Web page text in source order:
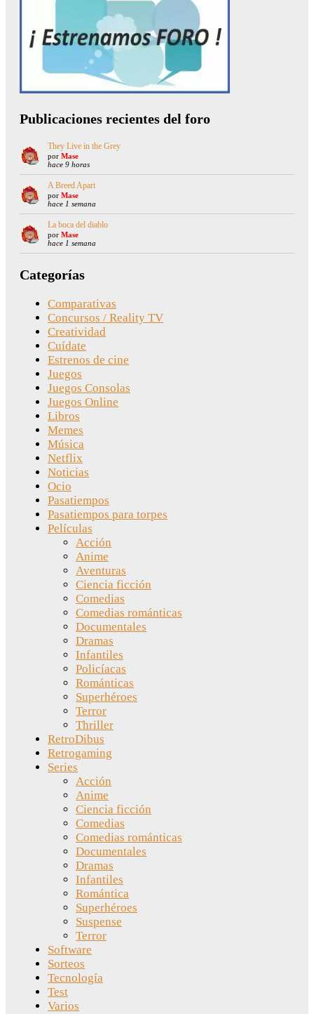
Publicaciones recientes del foro
They Live in the Grey
por Mase
hace 9 horas
A Breed Apart
por Mase
hace 1 semana
La boca del diablo
por Mase
hace 1 semana
Categorías
Comparativas
Concursos / Reality TV
Creatividad
Cuídate
Estrenos de cine
Juegos
Juegos Consolas
Juegos Online
Libros
Memes
Música
Netflix
Noticias
Ocio
Pasatiempos
Pasatiempos para torpes
Películas
Acción
Anime
Aventuras
Ciencia ficción
Comedias
Comedias románticas
Documentales
Dramas
Infantiles
Policíacas
Románticas
Superhéroes
Terror
Thriller
RetroDibus
Retrogaming
Series
Acción
Anime
Ciencia ficción
Comedias
Comedias románticas
Documentales
Dramas
Infantiles
Romántica
Superhéroes
Suspense
Terror
Software
Sorteos
Tecnología
Test
Varios